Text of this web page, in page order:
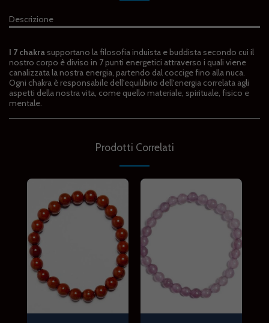
Descrizione
I 7 chakra supportano la filosofia induista e buddista secondo cui il
nostro corpo è diviso in 7 punti energetici attraverso i quali viene
canalizzata la nostra energia, partendo dal coccige fino alla nuca.
Ogni chakra è responsabile dell'equilibrio dell'energia correlata agli
aspetti della nostra vita, come quello materiale, spirituale, fisico e
mentale.
Prodotti Correlati